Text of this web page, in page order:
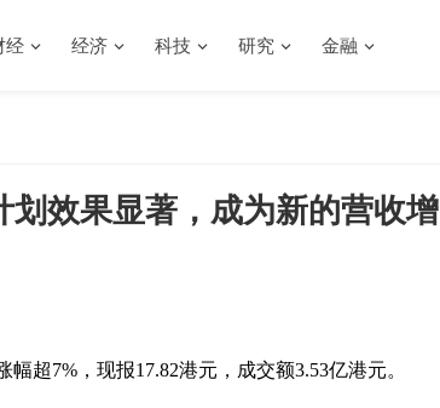
经 经济 科技 研究 金融
效果显著，成为新的营收增
超7%，现报17.82港元，成交额3.53亿港元。